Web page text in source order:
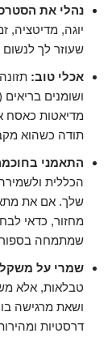
נהלי את
יוגה, מדיטציה,
שעוזר לך לנשום
אכלי טוב:
ושומנים בריאים
מדיאטות כאסח
תודה כשהוא
התאמני
הכללית
שלך. אם את
מחזור, כדאי
שמתמחה
שמרי על משקל
טבלאות, אלא
ושאת מרגישה בו
דרסטיות